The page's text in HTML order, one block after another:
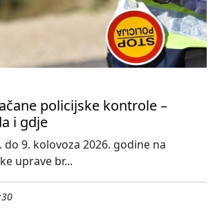
policijske kontrole –
i gdje
do 9. kolovoza 2026. godine na
uprave br...